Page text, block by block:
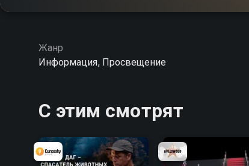
Жанр
Информация, Просвещение
С этим смотрят